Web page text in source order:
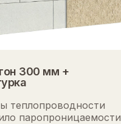
300 мм +
теплопроводности
паропроницаемости
СОЗДАВАТЬ
МЕЧТЫ